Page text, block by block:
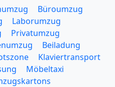
Büroumzug
Laborumzug
Privatumzug
Beiladung
Klaviertransport
Möbeltaxi